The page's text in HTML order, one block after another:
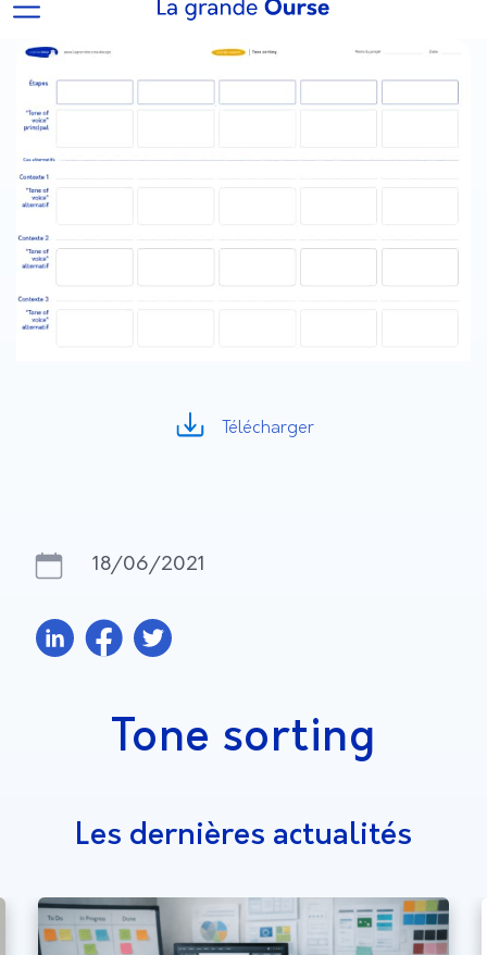
Télécharger
18/06/2021
Tone sorting
Les dernières actualités